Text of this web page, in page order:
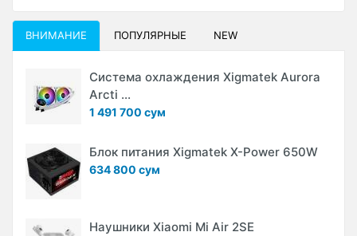
ВНИМАНИЕ ПОПУЛЯРНЫЕ NEW
Система охлаждения Xigmatek Aurora
Arcti ...
1 491 700 сум
Блок питания Xigmatek X-Power 650W
634 800 сум
Наушники Xiaomi Mi Air 2SE